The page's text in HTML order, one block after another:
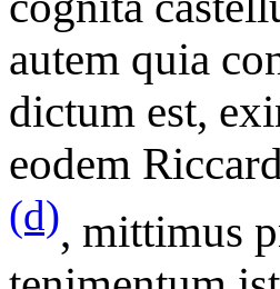
autem quia
dictum est,
eodem
(d), mittimus